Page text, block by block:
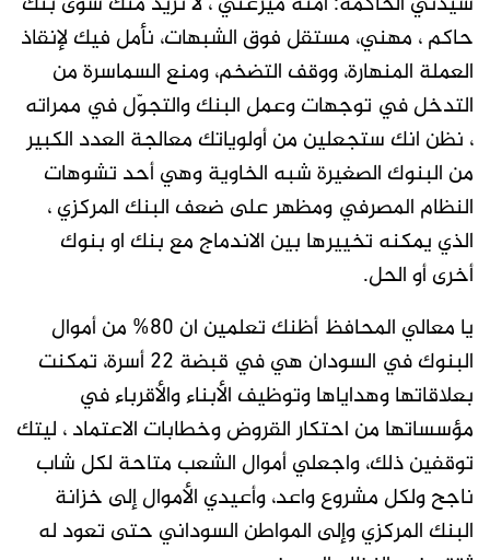
حاكم ، مهني، مستقل فوق الشبهات، نأمل فيك لإنقاذ
العملة المنهارة، ووقف التضخم، ومنع السماسرة من
التدخل في توجهات وعمل البنك والتجوّل في ممراته
، نظن انك ستجعلين من أولوياتك معالجة العدد الكبير
من البنوك الصغيرة شبه الخاوية وهي أحد تشوهات
النظام المصرفي ومظهر على ضعف البنك المركزي ،
الذي يمكنه تخييرها بين الاندماج مع بنك او بنوك
أخرى أو الحل.
يا معالي المحافظ أظنك تعلمين ان 80% من أموال
البنوك في السودان هي في قبضة 22 أسرة، تمكنت
بعلاقاتها وهداياها وتوظيف الأبناء والأقرباء في
مؤسساتها من احتكار القروض وخطابات الاعتماد ، ليتك
توقفين ذلك، واجعلي أموال الشعب متاحة لكل شاب
ناجح ولكل مشروع واعد، وأعيدي الأموال إلى خزانة
البنك المركزي وإلى المواطن السوداني حتى تعود له